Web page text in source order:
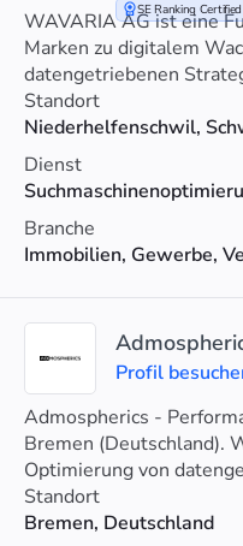
SE Ranking Certified
WAVARIA AG ist eine
Marken zu digitalem
datengetriebenen
technischer Exzellenz
Umsatz.
Standort
Niederhelfenschwil,
Dienst
Branche
Immobilien, Gewerbe,
Profil
Admospherics -
Bremen (Deutschland).
Optimierung von
spezialisiert: Von Google
Standort
Bremen, Deutschland